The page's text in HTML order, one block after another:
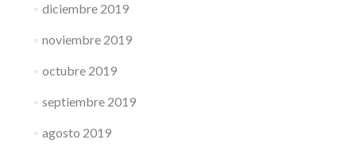
diciembre 2019
noviembre 2019
octubre 2019
septiembre 2019
agosto 2019